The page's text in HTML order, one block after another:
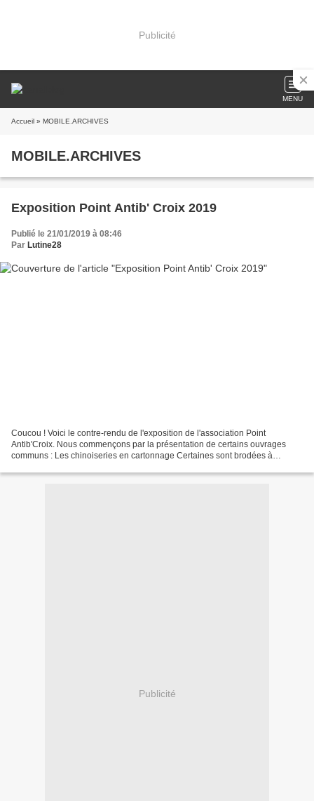
Publicité
MENU
Accueil » MOBILE.ARCHIVES
MOBILE.ARCHIVES
Exposition Point Antib' Croix 2019
Publié le 21/01/2019 à 08:46
Par Lutine28
Coucou ! Voici le contre-rendu de l'exposition de l'association Point
Antib'Croix. Nous commençons par la présentation de certains ouvrages
communs : Les chinoiseries en cartonnage Certaines sont brodées à
Publicité